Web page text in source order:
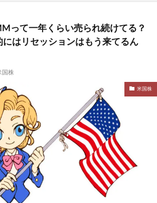
って一年くらい売られ続けてる？
にはリセッションはもう来てるん
国株
米国株